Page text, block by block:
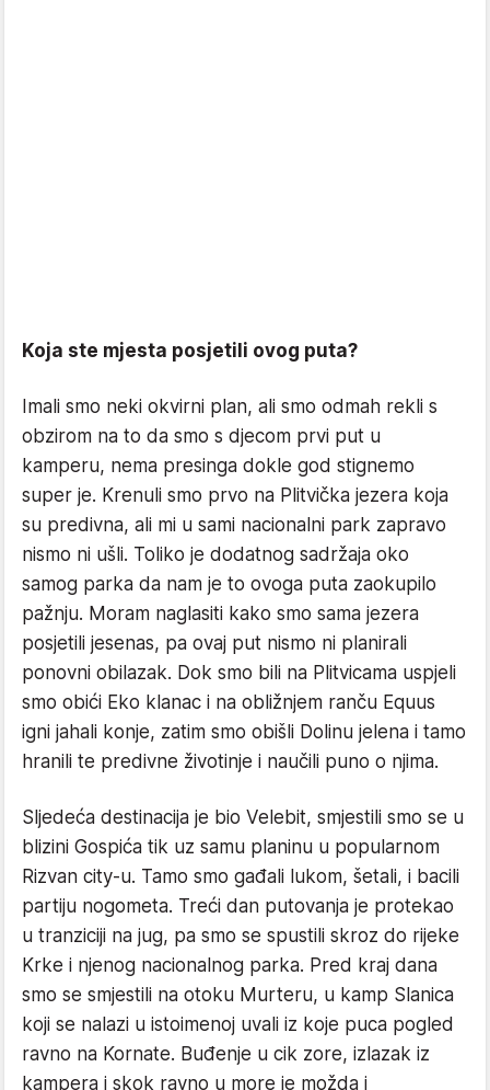
Koja ste mjesta posjetili ovog puta?
Imali smo neki okvirni plan, ali smo odmah rekli s
obzirom na to da smo s djecom prvi put u
kamperu, nema presinga dokle god stignemo
super je. Krenuli smo prvo na Plitvička jezera koja
su predivna, ali mi u sami nacionalni park zapravo
nismo ni ušli. Toliko je dodatnog sadržaja oko
samog parka da nam je to ovoga puta zaokupilo
pažnju. Moram naglasiti kako smo sama jezera
posjetili jesenas, pa ovaj put nismo ni planirali
ponovni obilazak. Dok smo bili na Plitvicama uspjeli
smo obići Eko klanac i na obližnjem ranču Equus
igni jahali konje, zatim smo obišli Dolinu jelena i tamo
hranili te predivne životinje i naučili puno o njima.
Sljedeća destinacija je bio Velebit, smjestili smo se u
blizini Gospića tik uz samu planinu u popularnom
Rizvan city-u. Tamo smo gađali lukom, šetali, i bacili
partiju nogometa. Treći dan putovanja je protekao
u tranziciji na jug, pa smo se spustili skroz do rijeke
Krke i njenog nacionalnog parka. Pred kraj dana
smo se smjestili na otoku Murteru, u kamp Slanica
koji se nalazi u istoimenoj uvali iz koje puca pogled
ravno na Kornate. Buđenje u cik zore, izlazak iz
kampera i skok ravno u more je možda i